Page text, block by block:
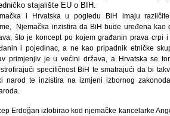
stajalište EU o BIH.
i Hrvatska u pogledu BiH imaju
Njemačka inzistira da BiH bude uređena kao
što je koncept po kojem građanin prava crpi
i pojedinac, a ne kao pripadnik etničke
primjenjiv je u većini država, a Hrvatska se
specifičnost BiH te smatrajući da bi
te inzistira na izmjeni izbornog
Erdoğan izlobirao kod njemačke kancelarke